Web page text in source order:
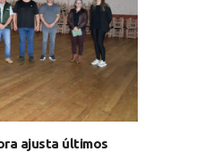
ajusta últimos